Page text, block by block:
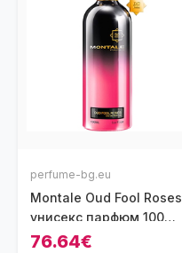
perfume-bg.eu
Montale Oud Fool Roses
унисекс парфюм 100
мл - EDP
76.64€